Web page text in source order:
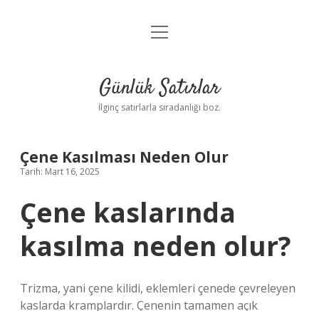
Anasayfa
Yasal Uyarı
menüyü
Günlük Satırlar
İlginç satırlarla sıradanlığı boz.
Çene Kasılması Neden Olur
Tarih: Mart 16, 2025
Çene kaslarında
kasılma neden olur?
Trizma, yani çene kilidi, eklemleri çenede çevreleyen
kaslarda kramplardır. Çenenin tamamen açık